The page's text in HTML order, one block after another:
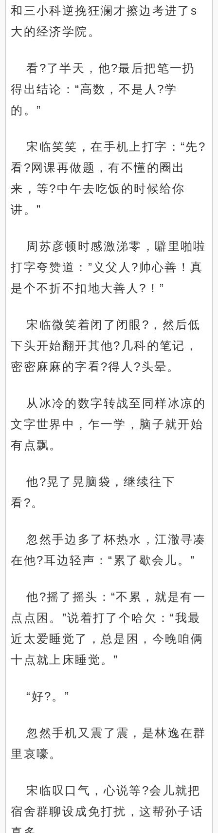
和三小科逆挽狂澜才擦边考进了s
大的经济学院。
看?了半天，他?最后把笔一扔
得出结论：“高数，不是人?学
的。”
宋临笑笑，在手机上打字：“先?
看?网课再做题，有不懂的圈出
来，等?中午去吃饭的时候给你
讲。”
周苏彦顿时感激涕零，噼里啪啦
打字夸赞道：”义父人?帅心善！真
是个不折不扣地大善人?！”
宋临微笑着闭了闭眼?，然后低
下头开始翻开其他?几科的笔记，
密密麻麻的字看?得人?头晕。
从冰冷的数字转战至同样冰凉的
文字世界中，乍一学，脑子就开始
有点飘。
他?晃了晃脑袋，继续往下
看?。
忽然手边多了杯热水，江澈寻凑
在他?耳边轻声：“累了歇会儿。”
他?摇了摇头：“不累，就是有一
点点困。”说着打了个哈欠：“我最
近太爱睡觉了，总是困，今晚咱俩
十点就上床睡觉。”
“好?。”
忽然手机又震了震，是林逸在群
里哀嚎。
宋临叹口气，心说等?会儿就把
宿舍群聊设成免打扰，这帮孙子话